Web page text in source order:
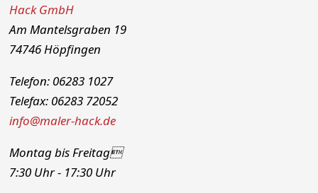
Hack GmbH
Am Mantelsgraben 19
74746 Höpfingen
Telefon: 06283 1027
Telefax: 06283 72052
info@maler-hack.de
Montag bis Freitag
7:30 Uhr - 17:30 Uhr